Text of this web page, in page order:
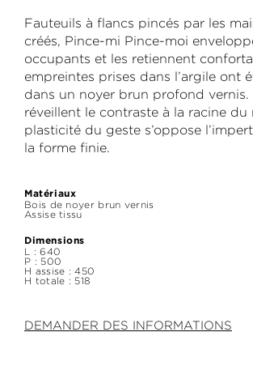
Fauteuils à flancs pincés par les
créés, Pince-mi Pince-moi
occupants et les retiennent
empreintes prises dans l’argile ont
dans un noyer brun profond vernis.
réveillent le contraste à la racine du
plasticité du geste s’oppose
la forme finie.
Matériaux
Bois de noyer brun vernis
Assise tissu
Dimensions
L : 640
P : 500
H assise : 450
H totale : 518
DEMANDER DES INFORMATIONS